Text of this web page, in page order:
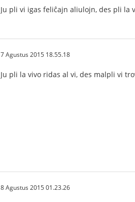
Ju pli vi igas feliĉajn aliulojn, des pli la
7 Agustus 2015 18.55.18
Ju pli la vivo ridas al vi, des malpli vi
8 Agustus 2015 01.23.26